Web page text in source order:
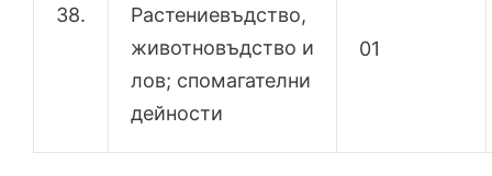
38.
Растениевъдство,
животновъдство и
лов; спомагателни
дейности
01